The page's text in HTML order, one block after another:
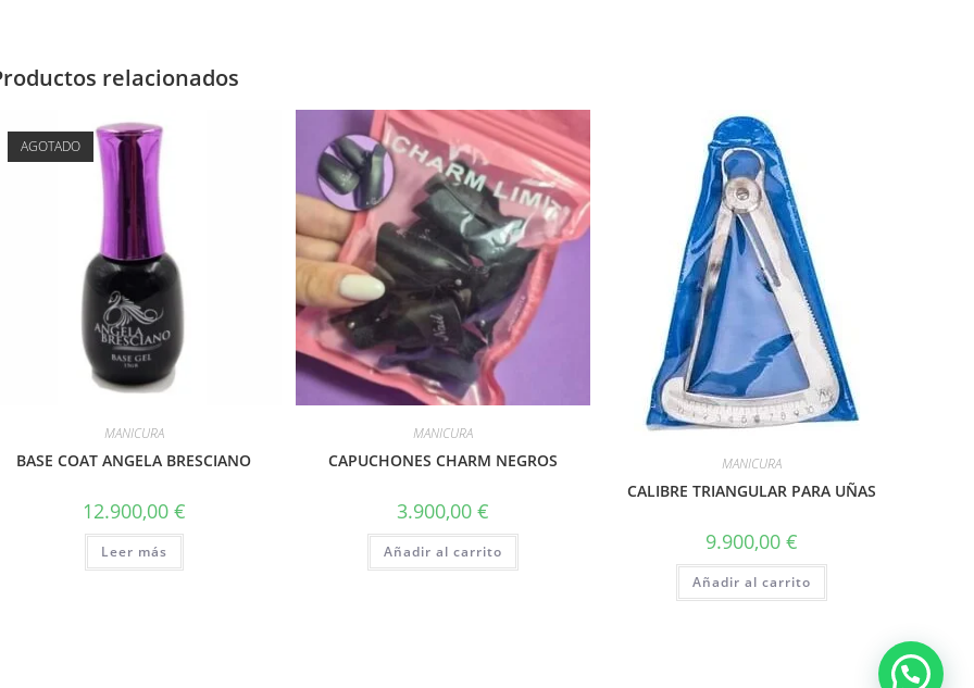
relacionados
AGOTADO
MANICURA
BASE COAT ANGELA BRESCIANO
12.900,00 €
Leer más
MANICURA
CAPUCHONES CHARM NEGROS
3.900,00 €
Añadir al carrito
MANICURA
CALIBRE TRIANGULAR PARA UÑAS
9.900,00€
Añadir al carrito